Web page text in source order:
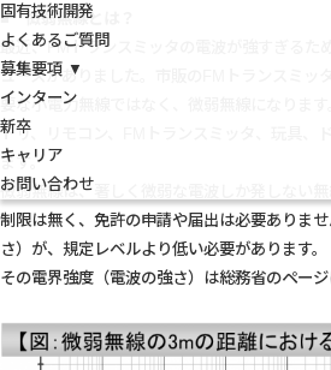
固有技術開発
よくあるご質問
募集要項 ▼
インターン
新卒
キャリア
お問い合わせ
■ 微弱無線とは？
最近、FMトランスミッタの電波が強すぎるた
ュースがありました。市販のFMトランスミッタ
要な小電力無線ではなく、微弱無線になります
トリ、リモコン、FMトランスミッタ、玩具、
ます。
微弱無線は、著しく微弱な電波しか発しない無
制限は無く、免許の申請や届出は必要ありま
さ）が、規定レベルより低い必要があります。
その電界強度（電波の強さ）は総務省のページ